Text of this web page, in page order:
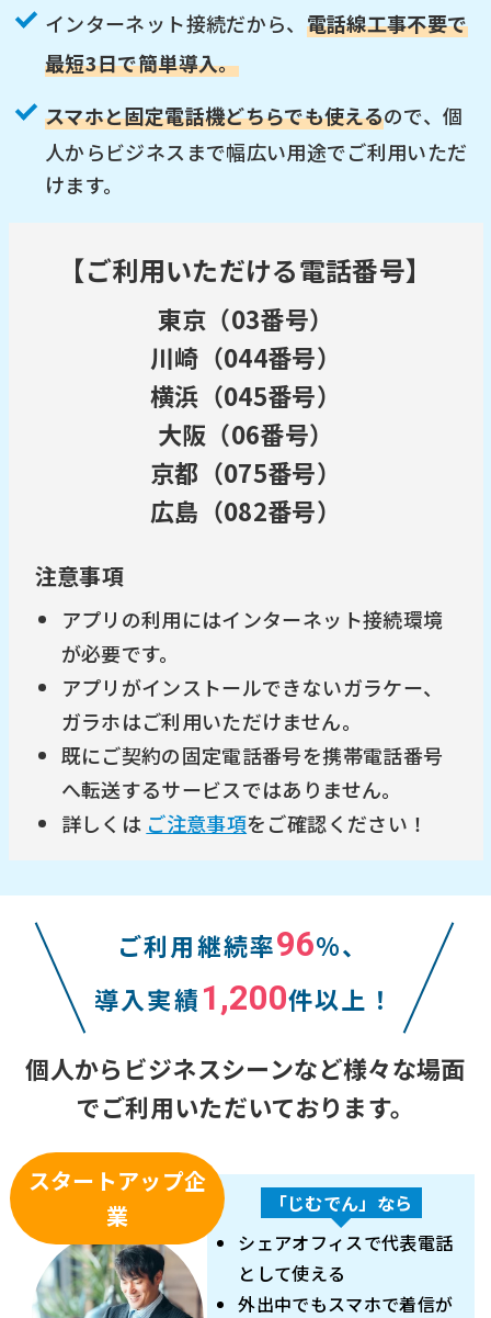
インターネット接続だから、 電話線工事不要で
最短3日で簡単導入。
スマホと固定電話機どちらでも使えるので、個
人からビジネスまで幅広い用途でご利用いただ
けます。
【ご利用いただける電話番号】
東京（03番号）
川崎（044番号）
横浜（045番号）
大阪（06番号）
京都（075番号）
広島（082番号）
注意事項
アプリの利用にはインターネット接続環境
が必要です。
アプリがインストールできないガラケー、
ガラホはご利用いただけません。
既にご契約の固定電話番号を携帯電話番号
へ転送するサービスではありません。
詳しくは ご注意事項をご確認ください！
ご利用継続率96%、
導入実績1,200件以上！
個人からビジネスシーンなど様々な場面
でご利用いただいております。
スタートアップ企
業
「じむでん」なら
シェアオフィスで代表電話
として使える
外出中でもスマホで着信が